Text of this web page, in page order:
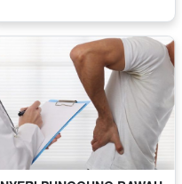
pengobatannya? Simak
penjelasannya dala...